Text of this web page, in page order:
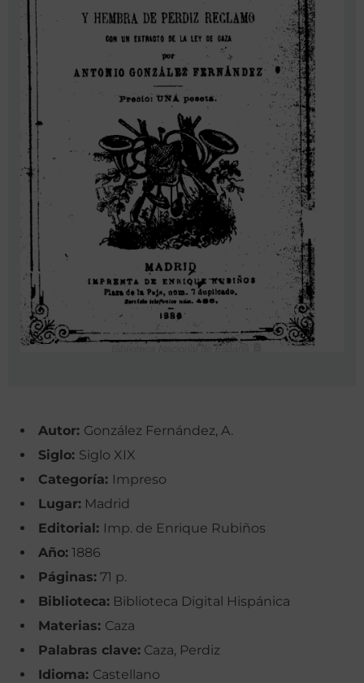
Autor: González Fernández, A.
Siglo: Siglo XIX
Categoría: Impreso
Lugar: Madrid
Editorial: Imp. de Enrique Rubiños
Año: 1886
Páginas: 71 p.
Biblioteca: Biblioteca Digital Hispánica
Materias: Caza
Palabras clave: Caza, Perdiz
Idioma: Castellano